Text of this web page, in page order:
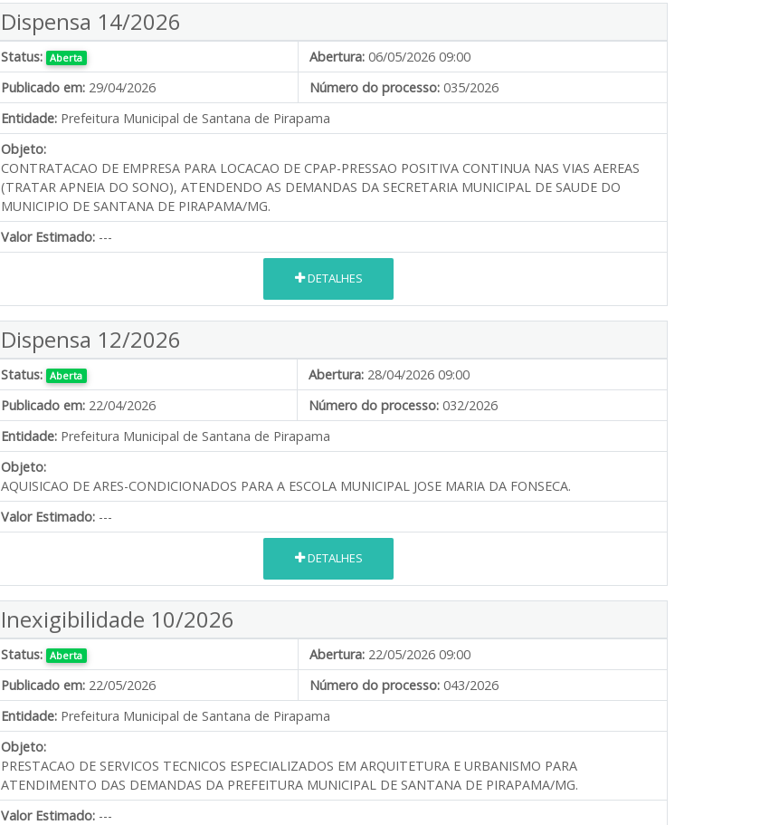
Dispensa 14/2026
Status: Aberta Abertura: 06/05/2026 09:00
Publicado em: 29/04/2026 Número do processo: 035/2026
Entidade: Prefeitura Municipal de Santana de Pirapama
Objeto:
CONTRATACAO DE EMPRESA PARA LOCACAO DE CPAP-PRESSAO POSITIVA CONTINUA NAS VIAS AEREAS
(TRATAR APNEIA DO SONO), ATENDENDO AS DEMANDAS DA SECRETARIA MUNICIPAL DE SAUDE DO
MUNICIPIO DE SANTANA DE PIRAPAMA/MG.
Valor Estimado: ---
DETALHES
Dispensa 12/2026
Status: Aberta Abertura: 28/04/2026 09:00
Publicado em: 22/04/2026 Número do processo: 032/2026
Entidade: Prefeitura Municipal de Santana de Pirapama
Objeto:
AQUISICAO DE ARES-CONDICIONADOS PARA A ESCOLA MUNICIPAL JOSE MARIA DA FONSECA.
Valor Estimado: ---
DETALHES
Inexigibilidade 10/2026
Status: Aberta Abertura: 22/05/2026 09:00
Publicado em: 22/05/2026 Número do processo: 043/2026
Entidade: Prefeitura Municipal de Santana de Pirapama
Objeto:
PRESTACAO DE SERVICOS TECNICOS ESPECIALIZADOS EM ARQUITETURA E URBANISMO PARA
ATENDIMENTO DAS DEMANDAS DA PREFEITURA MUNICIPAL DE SANTANA DE PIRAPAMA/MG.
Valor Estimado: ---